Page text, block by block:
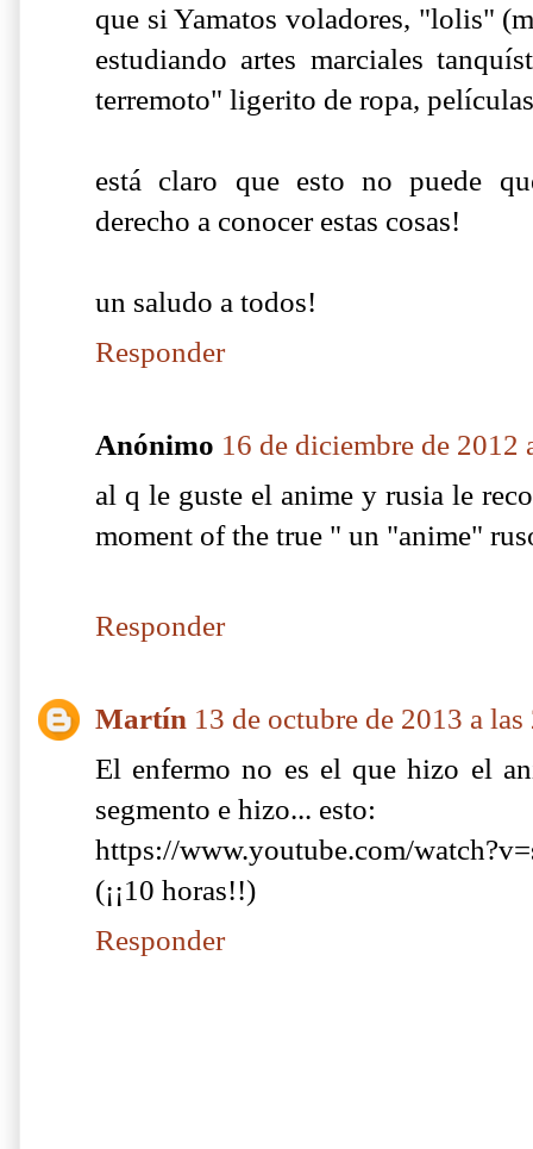
que si Yamatos voladores, "lolis"
estudiando artes marciales
terremoto" ligerito de ropa,
está claro que esto no puede
derecho a conocer estas cosas!
un saludo a todos!
Responder
Anónimo 16 de diciembre de 2012
al q le guste el anime y rusia le
moment of the true " un "anime"
Responder
Martín 13 de octubre de 2013 a las
El enfermo no es el que hizo el
segmento e hizo... esto:
https://www.youtube.com/
(¡¡10 horas!!)
Responder